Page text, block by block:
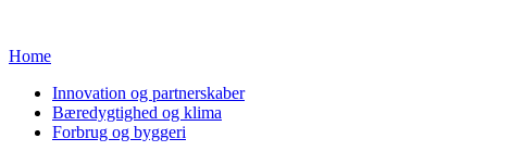
Home
Innovation og partnerskaber
Bæredygtighed og klima
Forbrug og byggeri